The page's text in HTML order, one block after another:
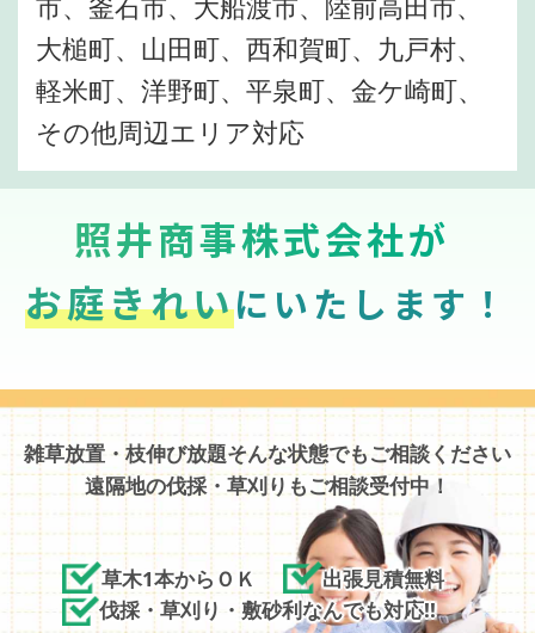
大槌町、山田町、西和賀町、九戸村、
軽米町、洋野町、平泉町、金ケ崎町、
その他周辺エリア対応
照井商事株式会社が
お庭きれいにいたします！
雑草放置・枝伸び放題そんな状態でもご相談ください
遠隔地の伐採・草刈りもご相談受付中！
草木1本からＯＫ
出張見積無料
伐採・草刈り・敷砂利なんでも対応!!